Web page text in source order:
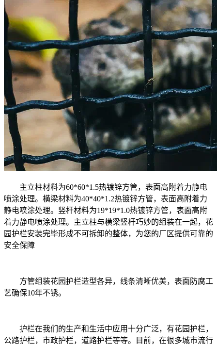
主立柱材料为60*60*1.5热镀锌方管，表面高附着力静电
喷涂处理。横梁材料为40*40*1.2热镀锌方管，表面高附着力
静电喷涂处理。竖杆材料为19*19*1.0热镀锌方管，表面高附
着力静电喷涂处理。主立柱与横梁竖杆巧妙的组装在一起，花
园护栏安装完毕形成不可拆卸的整体，为您的厂区提供可靠的
安全保障
方管组装花园护栏造型各异，线条清晰优美，表面防腐工
艺确保10年不锈。
护栏在我们的生产和生活中应用十分广泛，有花园护栏，
公路护栏，市政护栏，道路护栏等等。目前，在很多城市流行